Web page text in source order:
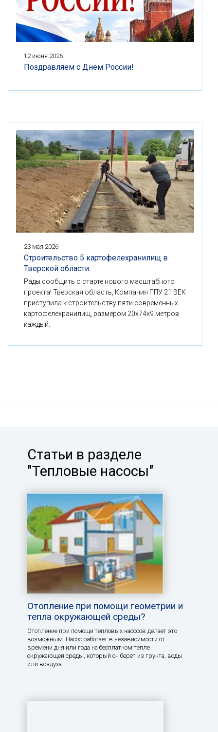
12 июня 2026
Поздравляем с Днем России!
23 мая 2026
Строительство 5 картофелехранилищ в
Тверской области.
Рады сообщить о старте нового масштабного
проекта! Тверская область, Компания ППУ 21 ВЕК
приступила к строительству пяти современных
картофелехранилищ, размером 20x74x9 метров
каждый.
Статьи в разделе
"Тепловые насосы"
Отопление при помощи геометрии и
тепла окружающей среды?
Отопление при помощи тепловых насосов делает это
возможным. Насос работает в независимости от
времени дня или года на бесплатном тепле
окружающей среды, который он берет из грунта, воды
или воздуха.